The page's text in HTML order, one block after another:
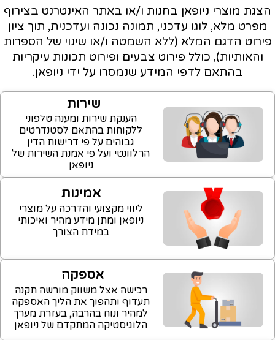
מוצרי ניופאן בחנות ו/או באתר האינטרנט בצירוף
מפרט מלא, לוגו עדכני, תמונה נכונה ועדכנית, תוך ציון
הדגם המלא (ללא השמטה ו/או שינוי של הספרות
והאותיות), כולל פירוט צבעים ופירוט תכונות עיקריות
בהתאם לדפי המידע שנמסרו על ידי ניופאן.
שירות
הענקת שירות ומענה טלפוני
ללקוחות בהתאם לסטנדרטים
גבוהים על פי דרישות הדין
הרלוונטי ועל פי אמנת השירות של
ניופאן
אמינות
ליווי מקצועי והדרכה על מוצרי
ניופאן ומתן מידע מהיר ואיכותי
במידת הצורך
אספקה
רכישה אצל משווק מורשה תקנה
תעדוף ותהפוך את הליך האספקה
למהיר ונוח בהרבה, בעזרת מערך
הלוגיסטיקה המתקדם של ניופאן